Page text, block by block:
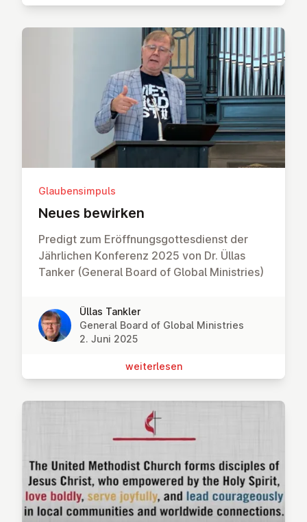
Glaubensimpuls
Neues bewirken
Predigt zum Eröffnungsgottesdienst der
Jährlichen Konferenz 2025 von Dr. Üllas
Tanker (General Board of Global Ministries)
Üllas Tankler
General Board of Global Ministries
2. Juni 2025
wei­ter­le­sen